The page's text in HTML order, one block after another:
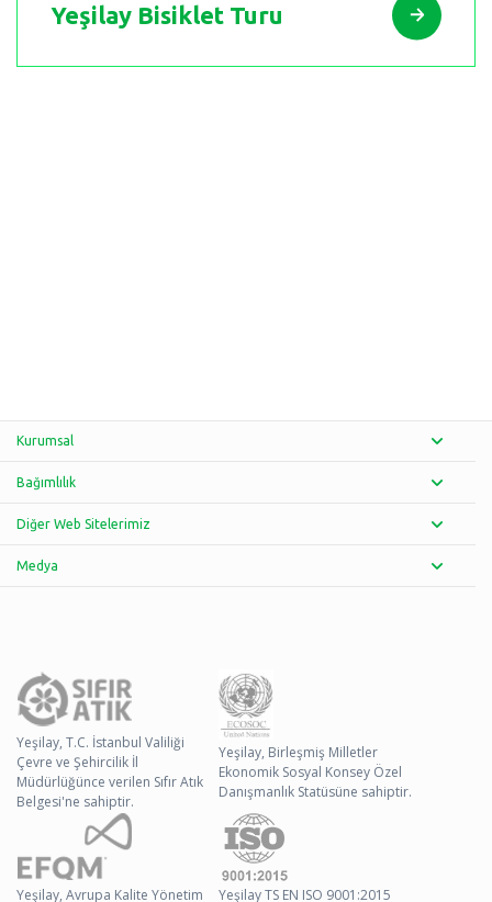
Yeşilay Bisiklet Turu
Kurumsal
Bağımlılık
Diğer Web Sitelerimiz
Medya
Yeşilay, T.C. İstanbul Valiliği
Çevre ve Şehircilik İl
Müdürlüğünce verilen Sıfır Atık
Belgesi'ne sahiptir.
Yeşilay, Birleşmiş Milletler
Ekonomik Sosyal Konsey Özel
Danışmanlık Statüsüne sahiptir.
Yeşilay, Avrupa Kalite Yönetim Yeşilay TS EN ISO 9001:2015